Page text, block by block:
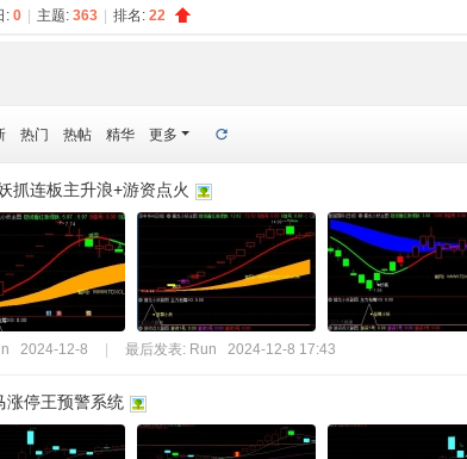
: 0 主题: 363 排名: 22
热门 热帖 精华 更多
抓连板主升浪+游资点火
2024-12-8 最后发表: Run 2024-12-8 17:43
涨停王预警系统